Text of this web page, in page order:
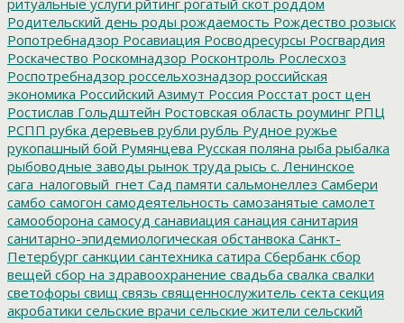
Родительский день роды рождаемость Рождество розыск
Ропотребнадзор Росавиация Росводресурсы Росгвардия
Роскачество Роскомнадзор Росконтроль Рослесхоз
Роспотребнадзор россельхознадзор российская
экономика Российский Азимут Россия Росстат рост цен
Ростислав Гольдштейн Ростовская область роуминг РПЦ
РСПП рубка деревьев рубли рубль Рудное ружье
рукопашный бой Румянцева Русская поляна рыба рыбалка
рыбоводные заводы рынок труда рысь с. Ленинское
сага_налоговый_гнет Сад памяти сальмонеллез Самбери
самбо самогон самодеятельность самозанятые самолет
самооборона самосуд санавиация санация санитария
санитарно-эпидемиологическая обстанвока Санкт-
Петербург санкции сантехника сатира Сбербанк сбор
вещей сбор на здравоохранение свадьба свалка свалки
светофоры свищ связь священнослужитель секта секция
акробатики сельские врачи сельские жители сельский